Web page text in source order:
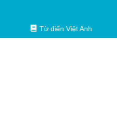
Từ điển Việt Anh